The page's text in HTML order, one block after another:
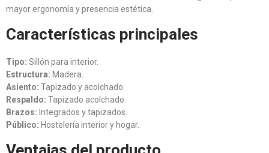
mayor ergonomía y presencia estética.
Características principales
Tipo: Sillón para interior.
Estructura: Madera.
Asiento: Tapizado y acolchado.
Respaldo: Tapizado acolchado.
Brazos: Integrados y tapizados.
Público: Hostelería interior y hogar.